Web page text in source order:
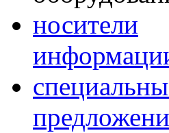
носители